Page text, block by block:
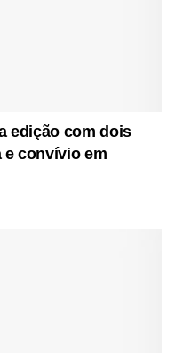
edição com dois
e convívio em